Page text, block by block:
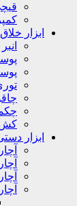
ابزار
انبر
کش
ابزار
آچار